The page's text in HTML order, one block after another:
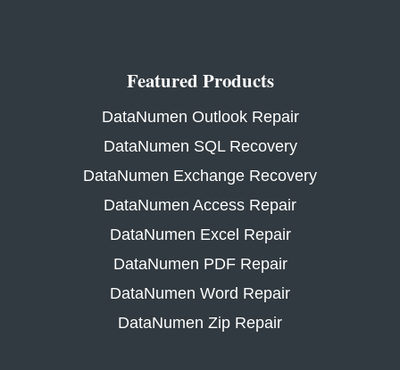
Featured Products
DataNumen Outlook Repair
DataNumen SQL Recovery
DataNumen Exchange Recovery
DataNumen Access Repair
DataNumen Excel Repair
DataNumen PDF Repair
DataNumen Word Repair
DataNumen Zip Repair